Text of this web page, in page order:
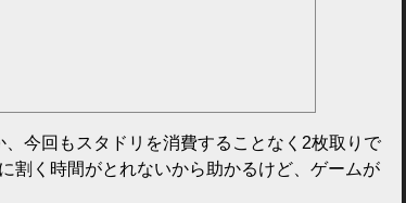
今回もスタドリを消費することなく2枚取りで
割く時間がとれないから助かるけど、ゲームが